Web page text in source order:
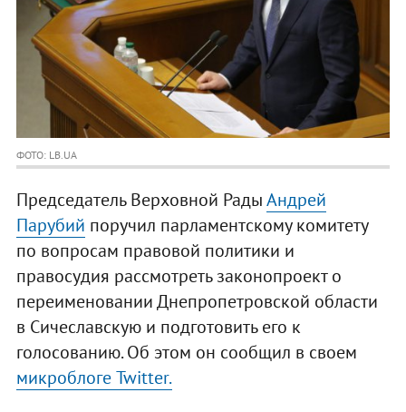
ФОТО: LB.UA
Председатель Верховной РадыАндрей
Парубий поручил парламентскому комитету
по вопросам правовой политики и
правосудия рассмотреть законопроект о
переименовании Днепропетровской области
в Сичеславскую и подготовить его к
голосованию. Об этом он сообщил в своем
микроблоге Twitter.